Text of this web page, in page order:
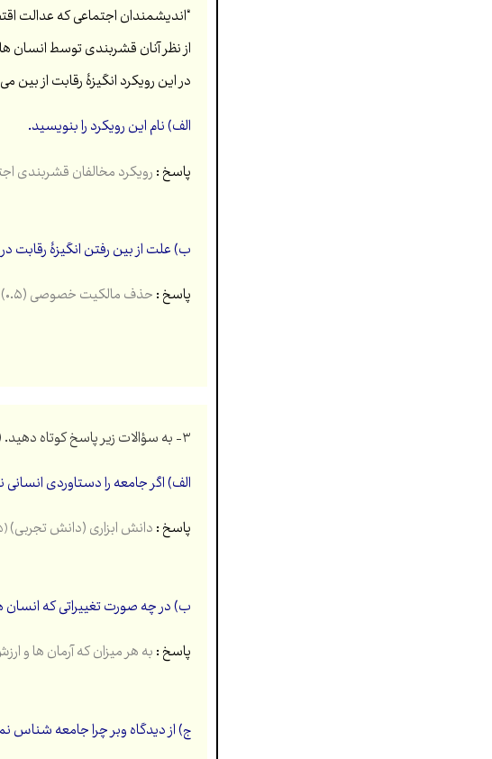
“اندیشمندان اجتماعی که عدالت
از نظر آنان قشربندی توسط انسان
در این رویکرد انگیزۀ رقابت از
الف) نام این رویکرد را بنویسید.
پاسخ :رویکرد مخالفان قشربندی
ب) علت از بین رفتن انگیزۀ رقابت
پاسخ :حذف مالکیت خصوصی (۰.۵)
۳- به سؤالات زیر پاسخ کوتاه دهید. (۲ نمره)
الف) اگر جامعه را دستاوردی
پاسخ :دانش ابزاری (دانش تجربی)(۰.۵)
ب) در چه صورت تغییراتی که انسان
پاسخ :به هر میزان که آرمان ها و ارزش ها والاتر (۰.۲۵) و انگیزه افراد برای تحقق
ج) از دیدگاه وبر چرا جامعه شناس